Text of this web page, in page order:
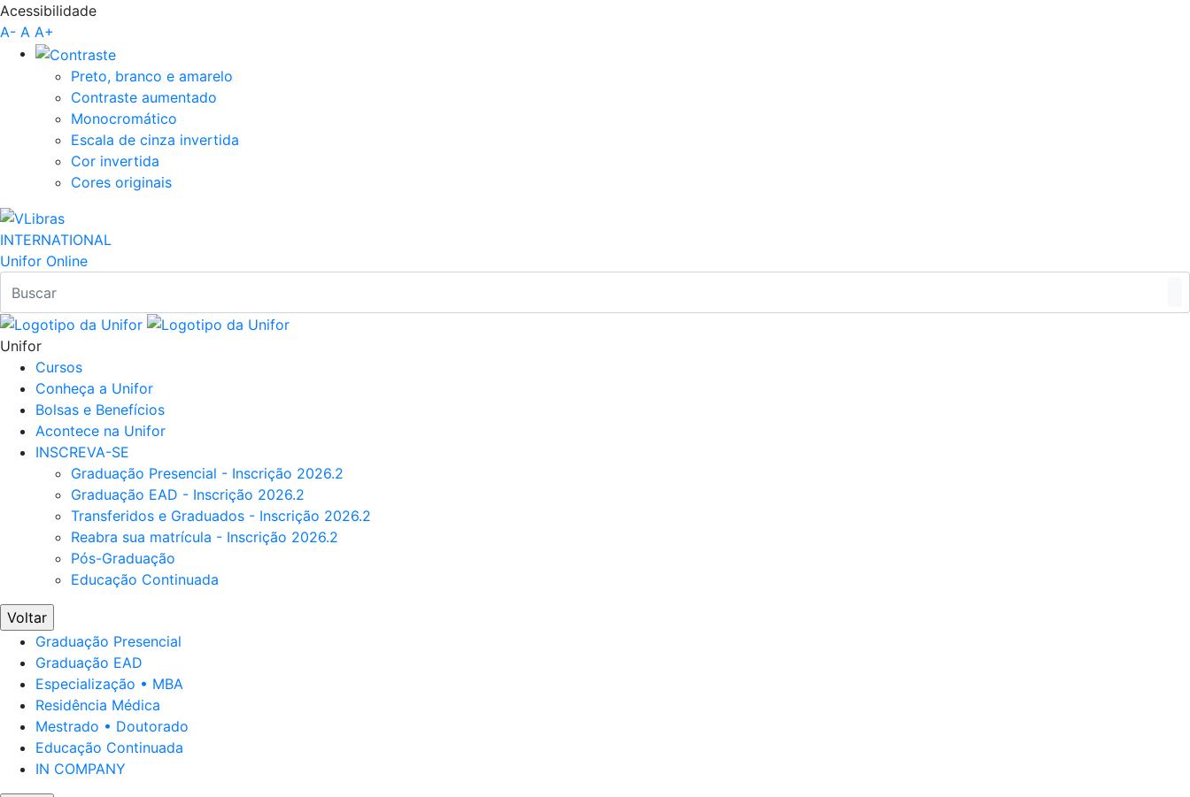
Pular para o Conteúdo principal
Acessibilidade
A- A A+
Preto, branco e amarelo
Contraste aumentado
Monocromático
Escala de cinza invertida
Cor invertida
Cores originais
INTERNATIONAL
Unifor Online
Unifor
Cursos
Conheça a Unifor
Bolsas e Benefícios
Acontece na Unifor
INSCREVA-SE
Graduação Presencial - Inscrição 2026.2
Graduação EAD - Inscrição 2026.2
Transferidos e Graduados - Inscrição 2026.2
Reabra sua matrícula - Inscrição 2026.2
Pós-Graduação
Educação Continuada
Voltar
Graduação Presencial
Graduação EAD
Especialização • MBA
Residência Médica
Mestrado • Doutorado
Educação Continuada
IN COMPANY